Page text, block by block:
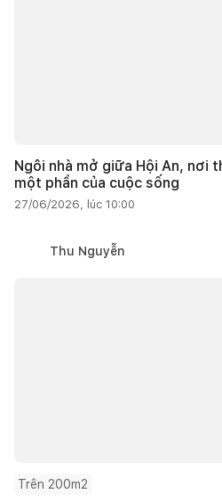
Ngôi nhà mở giữa Hội An, nơi
một phần của cuộc sống
27/06/2026, lúc 10:00
Thu Nguyễn
Trên 200m2